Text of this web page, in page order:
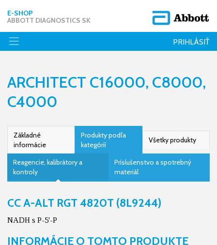
E-SHOP
ABBOTT DIAGNOSTICS SK
PRIHLÁSIŤ
ARCHITECT C16000, C8000,
C4000
Základné
informácie
Produkty podľa
kategórií
Všetky produkty
Reagencie, kalibrátory a
kontroly
Príslušenstvo a spotrebný
materiál
CC A-ALT RGT 4820T (8L9244)
NADH s P-5'-P
INFORMÁCIE O TOMTO PRODUKTE